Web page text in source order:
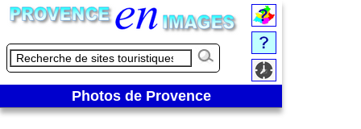
Photos de Provence